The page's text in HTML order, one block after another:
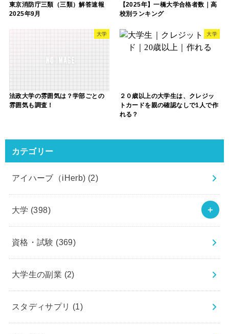
東京消防庁三類（三類）解答速報
2025年9月
【2025年】一橋大学合格者数｜高
校別ランキング
大学
法政大学の雰囲気は？学部ごとの
雰囲気も調査！
大学
２０歳以上の大学生は、クレジッ
トカードを親の確認なしで1人で作
れる？
カテゴリー
アイハーブ（iHerb) (2)
大学 (398)
資格・試験 (369)
大学生の副業 (2)
スタディサプリ (1)